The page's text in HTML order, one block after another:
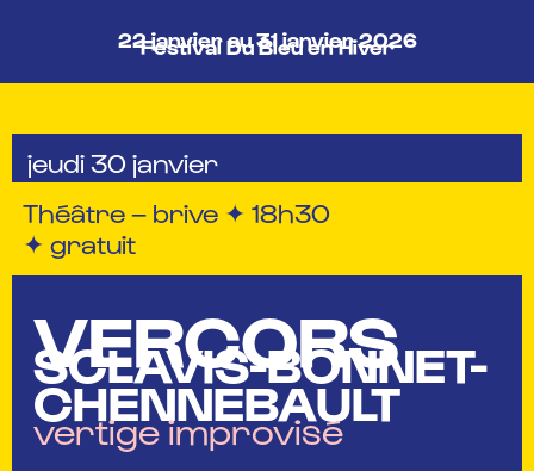
Festival Du Bleu en Hiver
22 janvier au 31 janvier 2026
jeudi 30 janvier
Théâtre – brive ✦ 18h30
✦ gratuit
VERCORS
SCLAVIS-BONNET-
CHENNEBAULT
vertige improvisé